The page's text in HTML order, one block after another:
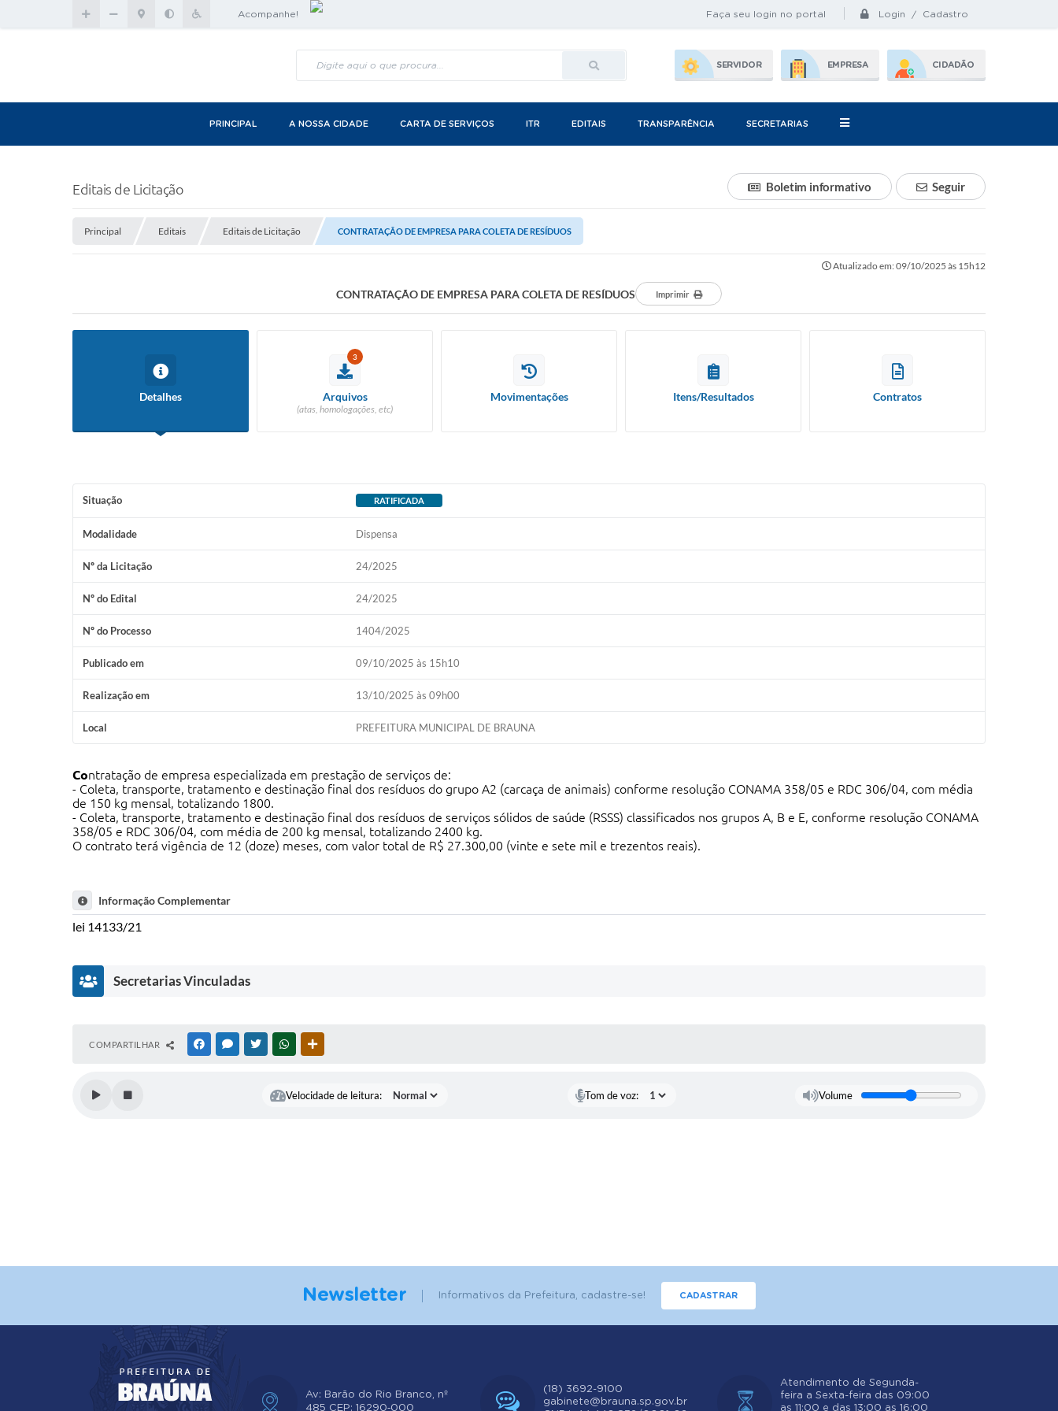
Faça seu login no portal Login / Cadastro
Acompanhe!
CIDADÃO
EMPRESA
SERVIDOR
PRINCIPAL A NOSSA CIDADE CARTA DE SERVIÇOS ITR EDITAIS TRANSPARÊNCIA SECRETARIAS
Editais de Licitação Seguir
Boletim informativo
Principal Editais Editais de Licitação CONTRATAÇÃO DE EMPRESA PARA COLETA DE RESÍDUOS
Atualizado em: 09/10/2025 às 15h12
CONTRATAÇÃO DE EMPRESA PARA COLETA DE RESÍDUOS Imprimir
Detalhes
3
Arquivos
(atas, homologações, etc)
Movimentações Itens/Resultados Contratos
Situação RATIFICADA
Modalidade Dispensa
Nº da Licitação 24/2025
Nº do Edital 24/2025
Nº do Processo 1404/2025
Publicado em 09/10/2025 às 15h10
Realização em 13/10/2025 às 09h00
Local PREFEITURA MUNICIPAL DE BRAUNA
Contratação de empresa especializada em prestação de serviços de:
- Coleta, transporte, tratamento e destinação final dos resíduos do grupo A2 (carcaça de animais) conforme resolução CONAMA 358/05 e RDC 306/04, com média
de 150 kg mensal, totalizando 1800.
- Coleta, transporte, tratamento e destinação final dos resíduos de serviços sólidos de saúde (RSSS) classificados nos grupos A, B e E, conforme resolução CONAMA
358/05 e RDC 306/04, com média de 200 kg mensal, totalizando 2400 kg.
O contrato terá vigência de 12 (doze) meses, com valor total de R$ 27.300,00 (vinte e sete mil e trezentos reais).
Informação Complementar
lei 14133/21
Secretarias Vinculadas
Diretoria
Municipal
COMPARTILHAR FACEBOOKMESSENGER
TWITTERWHATSAPP
Velocidade de leitura: Tom de voz: Volume
Newsletter Informativos da Prefeitura, cadastre-se! CADASTRAR
Av: Barão do Rio Branco, nº
485 CEP: 16290‐000
(18) 3692-9100
gabinete@brauna.sp.gov.br
Atendimento de Segunda-
feira a Sexta-feira das 09:00
as 11:00 e das 13:00 as 16:00